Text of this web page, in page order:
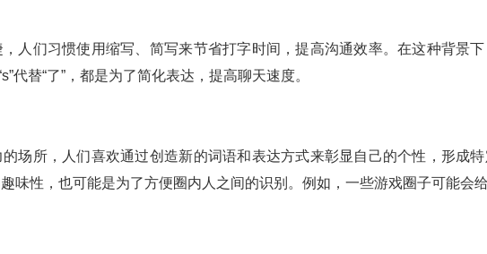
人们习惯使用缩写、简写来节省打字时间，提高沟通效率。在这种背景
代替“了”，都是为了简化表达，提高聊天速度。
场所，人们喜欢通过创造新的词语和表达方式来彰显自己的个性，形成
味性，也可能是为了方便圈内人之间的识别。例如，一些游戏圈子可能会给